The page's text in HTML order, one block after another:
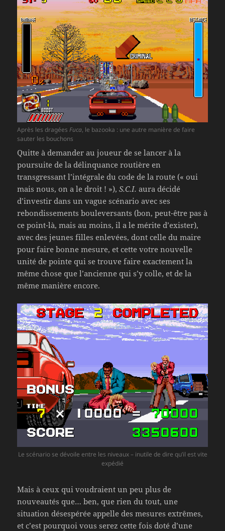
Après les dragéesFuca, le bazooka : une autre manière de faire
sauter les bouchons
Quitte à demander au joueur de se lancer à la
poursuite de la délinquance routière en
transgressant l’intégrale du code de la route (« oui
mais nous, on a le droit ! »),S.C.I. aura décidé
d’investir dans un vague scénario avec ses
rebondissements bouleversants (bon, peut-être pas à
ce point-là, mais au moins, il a le mérite d’exister),
avec des jeunes filles enlevées, dont celle du maire
pour faire bonne mesure, et cette votre nouvelle
unité de pointe qui se trouve faire exactement la
même chose que l’ancienne qui s’y colle, et de la
même manière encore.
Le scénario se dévoile entre les niveaux – inutile de dire qu’il est vite
expédié
Mais à ceux qui voudraient un peu plus de
nouveautés que… ben, que rien du tout, une
situation désespérée appelle des mesures extrêmes,
et c’est pourquoi vous serez cette fois doté d’une